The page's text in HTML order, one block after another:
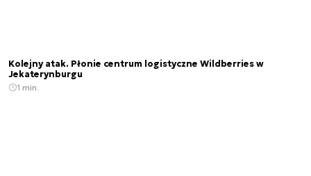
Kolejny atak. Płonie centrum logistyczne Wildberries w
Jekaterynburgu
1 min.